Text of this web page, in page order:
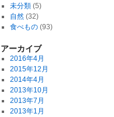
未分類(5)
自然(32)
食べもの(93)
アーカイブ
2016年4月
2015年12月
2014年4月
2013年10月
2013年7月
2013年1月